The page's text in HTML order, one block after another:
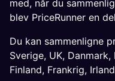
med, når du
blev PriceRunner en
Du kan sammenligne
Sverige, UK, Danmark,
Finland, Frankrig, Irland